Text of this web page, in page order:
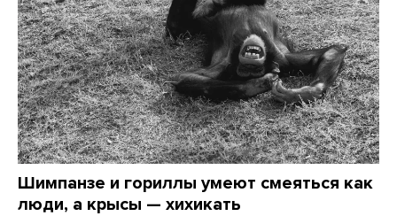
Шимпанзе и гориллы умеют смеяться как
люди, а крысы — хихикать